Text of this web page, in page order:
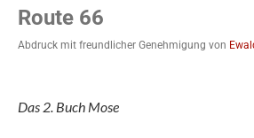
Route 66
Abdruck mit freundlicher Genehmigung von
Das 2. Buch Mose